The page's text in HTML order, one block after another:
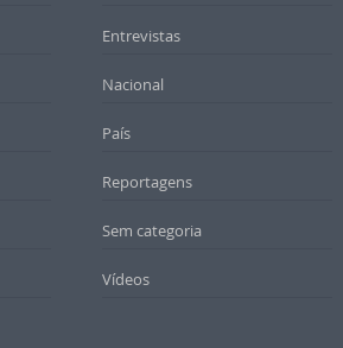
Entrevistas
Nacional
País
Reportagens
Sem categoria
Vídeos